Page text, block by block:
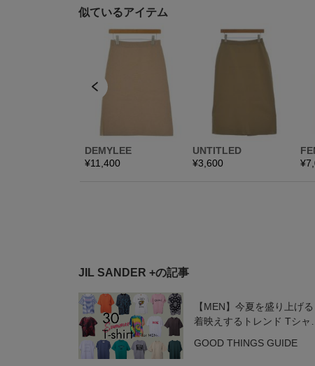
JIL SANDER +の記事
【MEN】今夏を盛り上げる
着映えするトレンド Tシャツ
GOOD THINGS GUIDE